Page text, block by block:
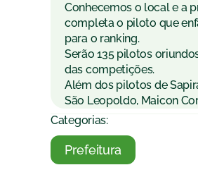
Conhecemos o local e a
completa o piloto que
para o ranking.
Serão 135 pilotos
das competições.
Além dos pilotos de
São Leopoldo, Maicon
Categorias:
Prefeitura